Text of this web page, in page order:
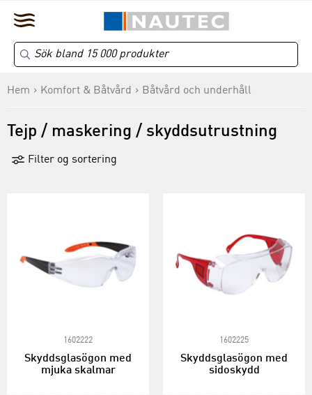
Hem Komfort & Båtvård Båtvård och underhåll
Tejp / maskering / skyddsutrustning
Filter og sortering
1602222
Skyddsglasögon med
mjuka skalmar
1602225
Skyddsglasögon med
sidoskydd